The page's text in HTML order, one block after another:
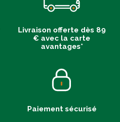
Livraison offerte dès 89
€ avec la carte
avantages*
Paiement sécurisé